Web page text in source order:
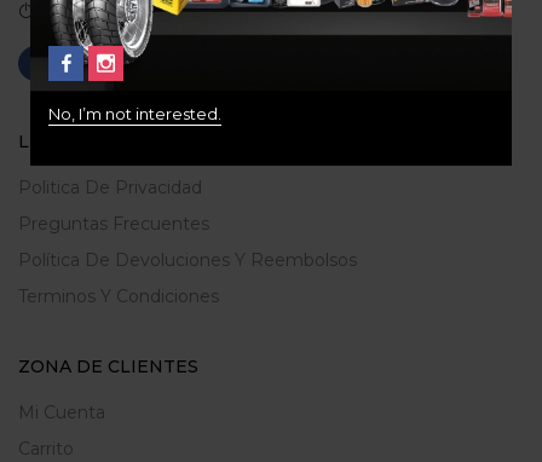
No, I’m not interested.
Correo: gerencia@ridershouse.co
LEGALES
Politica De Privacidad
Preguntas Frecuentes
Política De Devoluciones Y Reembolsos
Terminos Y Condiciones
ZONA DE CLIENTES
Mi Cuenta
Carrito